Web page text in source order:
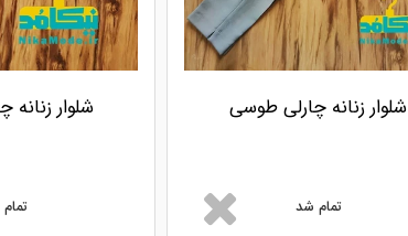
شلوار زنانه چارلی طوسی
تمام شد
شلوار